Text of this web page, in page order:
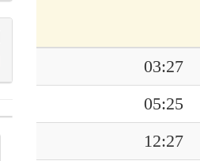
03:27
05:25
12:27